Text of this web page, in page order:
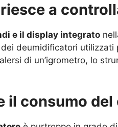
a
e il display integrato
deumidificatori
di un’igrometro, lo
consumo